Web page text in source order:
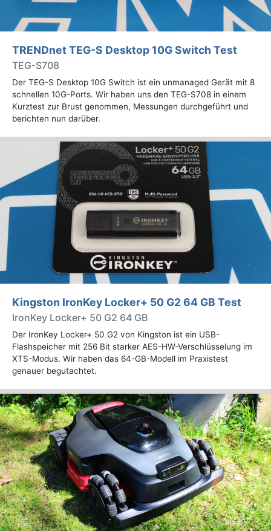
TRENDnet TEG-S Desktop 10G Switch Test
TEG-S708
Der TEG-S Desktop 10G Switch ist ein unmanaged Gerät mit 8
schnellen 10G-Ports. Wir haben uns den TEG-S708 in einem
Kurztest zur Brust genommen, Messungen durchgeführt und
berichten nun darüber.
Kingston IronKey Locker+ 50 G2 64 GB Test
IronKey Locker+ 50 G2 64 GB
Der IronKey Locker+ 50 G2 von Kingston ist ein USB-
Flashspeicher mit 256 Bit starker AES-HW-Verschlüsselung im
XTS-Modus. Wir haben das 64-GB-Modell im Praxistest
genauer begutachtet.